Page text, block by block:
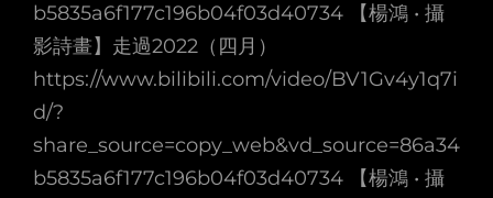
b5835a6f177c196b04f03d40734 【楊鴻 • 攝
影詩畫】走過2022（四月）
https://www.bilibili.com/video/BV1Gv4y1q7i
d/?
share_source=copy_web&vd_source=86a34
b5835a6f177c196b04f03d40734 【楊鴻 • 攝